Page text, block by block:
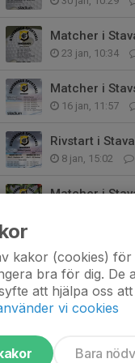
Matcher i
23 jan, 10:34
Matcher i
16 jan, 11:57
Rivstart i
8 jan, 15:02
Matcher i
Matcher i
11 dec 2025
kakor (cookies)
bra för dig. De
att hjälpa oss
vi cookies
Bara